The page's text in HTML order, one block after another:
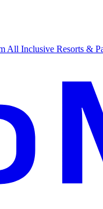
All Inclusive Resorts &